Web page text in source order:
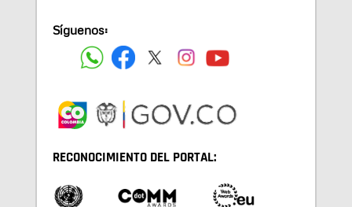
Síguenos:
RECONOCIMIENTO DEL PORTAL: